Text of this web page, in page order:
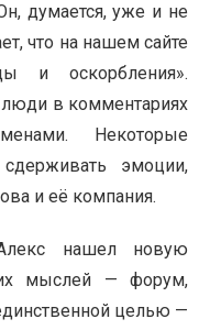
думается, уже и не
что на нашем сайте
и оскорбления».
люди в комментариях
Некоторые
эмоции,
и её компания.
нашел новую
мыслей — форум,
целью —